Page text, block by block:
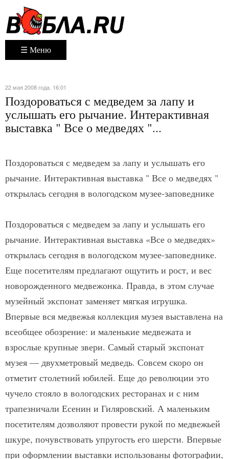
☰ Меню
22 мая 2008 года. 16:01
Поздороваться с медведем за лапу и
услышать его рычание. Интерактивная
выставка " Все о медведях "...
Поздороваться с медведем за лапу и услышать его
рычание. Интерактивная выставка " Все о медведях "
открылась сегодня в вологодском музее-заповеднике
Поздороваться с медведем за лапу и услышать его
рычание. Интерактивная выставка «Все о медведях»
открылась сегодня в вологодском музее-заповеднике.
Еще посетителям предлагают ощутить и рост, и вес
новорожденного медвежонка. Правда, в этом случае
музейный экспонат заменяет мягкая игрушка.
Впервые вся медвежья коллекция музея выставлена на
всеобщее обозрение: и маленькие медвежата и
взрослые крупные звери. Самый старый экспонат
музея — двухметровый медведь. Совсем скоро он
отметит столетний юбилей. Еще до революции это
чучело стояло в вологодских ресторанах и с ним
трапезничали Есенин и Гиляровский. А маленьким
посетителям дозволяют провести рукой по медвежьей
шкуре, почувствовать упругость его шерсти. Впервые
при оформлении выставки использованы фотографии,